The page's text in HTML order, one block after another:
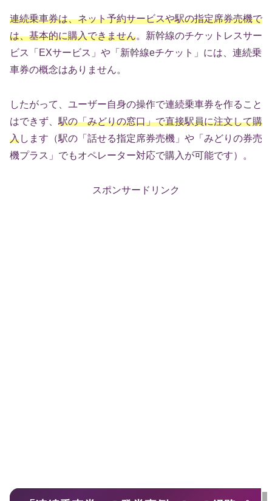
連続乗車券は、ネット予約サービスや駅の指定席券売機で
は、基本的に購入できません。新幹線のチケットレスサー
ビス「EXサービス」や「新幹線eチケット」には、連続乗
車券の概念はありません。
したがって、ユーザー自身の操作で連続乗車券を作ること
はできず、 駅の「みどりの窓口」で直接駅員に注文して購
入します（駅の「話せる指定席券売機」や「みどりの券売
機プラス」でもオペレーター対応で購入が可能です）。
スポンサードリンク